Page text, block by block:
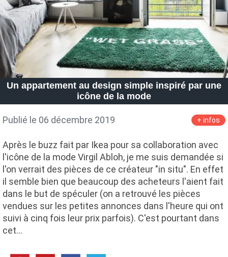
Un appartement au design simple inspiré par une
icône de la mode
Publié le 06 décembre 2019 + infos
Après le buzz fait par Ikea pour sa collaboration avec
l'icône de la mode Virgil Abloh, je me suis demandée si
l'on verrait des pièces de ce créateur "in situ". En effet
il semble bien que beaucoup des acheteurs l'aient fait
dans le but de spéculer (on a retrouvé les pièces
vendues sur les petites annonces dans l'heure qui ont
suivi à cinq fois leur prix parfois). C'est pourtant dans
cet…